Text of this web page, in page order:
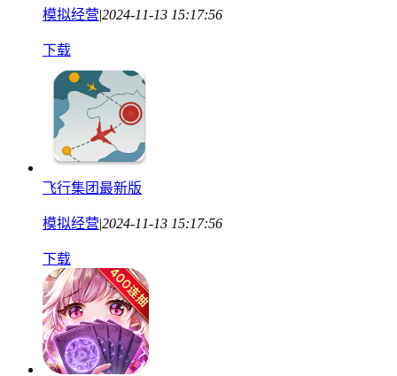
模拟经营|2024-11-13 15:17:56
下载
飞行集团最新版
模拟经营|2024-11-13 15:17:56
下载